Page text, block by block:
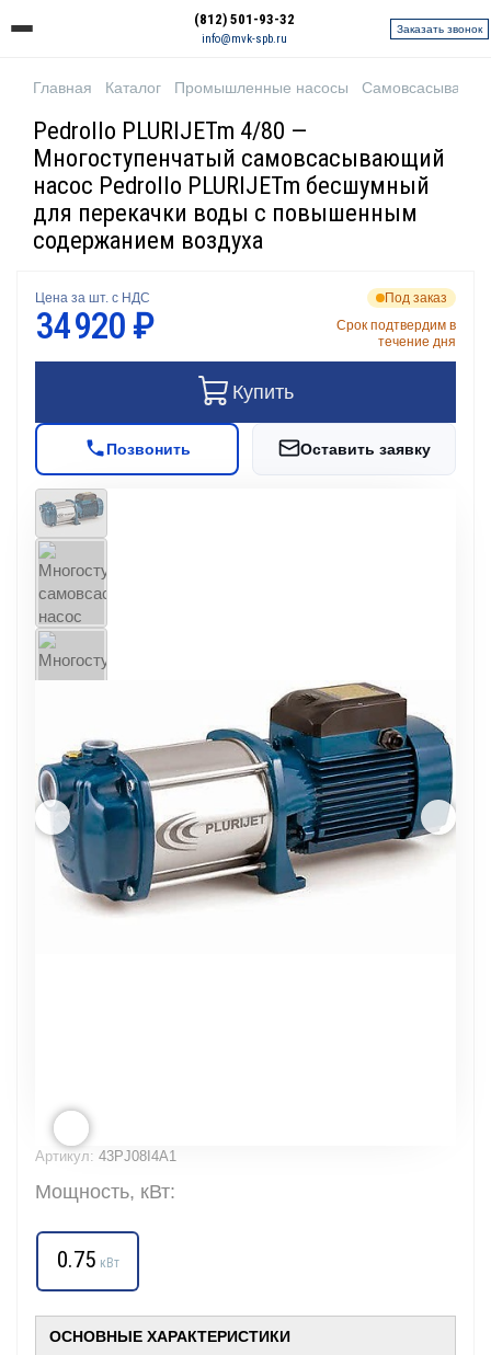
(812) 501-93-32
info@mvk-spb.ru
Заказать звонок
Главная Каталог Промышленные насосы
Pedrollo PLURIJETm 4/80 —
Многоступенчатый самовсасывающий
насос Pedrollo PLURIJETm бесшумный
для перекачки воды с повышенным
содержанием воздуха
Артикул: 43PJ08I4A1
Мощность, кВт:
0.75 кВт
ОСНОВНЫЕ ХАРАКТЕРИСТИКИ
Цена за шт. с НДС
34 920 ₽
Под заказ
Срок подтвердим в
течение дня
Купить
Позвонить Оставить заявку